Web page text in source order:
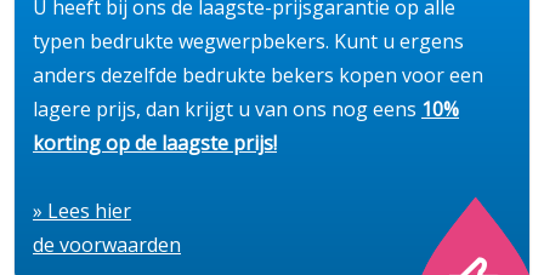
U heeft bij ons de laagste-prijsgarantie op alle
typen bedrukte wegwerpbekers. Kunt u ergens
anders dezelfde bedrukte bekers kopen voor een
lagere prijs, dan krijgt u van ons nog eens 10%
korting op de laagste prijs!
» Lees hier
de voorwaarden